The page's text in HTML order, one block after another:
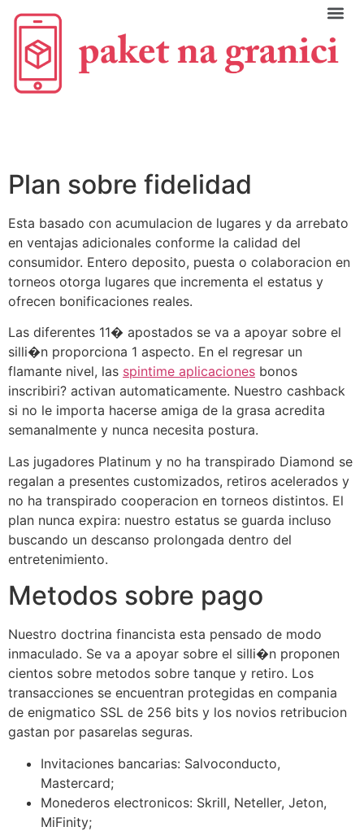
Plan sobre fidelidad
Esta basado con acumulacion de lugares y da arrebato
en ventajas adicionales conforme la calidad del
consumidor. Entero deposito, puesta o colaboracion en
torneos otorga lugares que incrementa el estatus y
ofrecen bonificaciones reales.
Las diferentes 11� apostados se va a apoyar sobre el
silli�n proporciona 1 aspecto. En el regresar un
flamante nivel, las spintime aplicaciones bonos
inscribiri? activan automaticamente. Nuestro cashback
si no le importa hacerse amiga de la grasa acredita
semanalmente y nunca necesita postura.
Las jugadores Platinum y no ha transpirado Diamond se
regalan a presentes customizados, retiros acelerados y
no ha transpirado cooperacion en torneos distintos. El
plan nunca expira: nuestro estatus se guarda incluso
buscando un descanso prolongada dentro del
entretenimiento.
Metodos sobre pago
Nuestro doctrina financista esta pensado de modo
inmaculado. Se va a apoyar sobre el silli�n proponen
cientos sobre metodos sobre tanque y retiro. Los
transacciones se encuentran protegidas en compania
de enigmatico SSL de 256 bits y los novios retribucion
gastan por pasarelas seguras.
Invitaciones bancarias: Salvoconducto,
Mastercard;
Monederos electronicos: Skrill, Neteller, Jeton,
MiFinity;